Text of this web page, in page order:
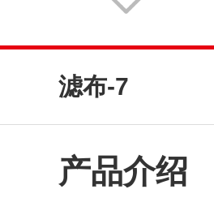
滤布-7
产品介绍